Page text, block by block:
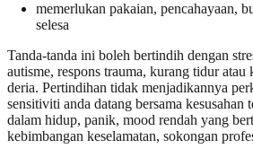
memerlukan pakaian, pencahayaan,
selesa
Tanda-tanda ini boleh bertindih dengan
autisme, respons trauma, kurang tidur atau
deria. Pertindihan tidak menjadikannya
sensitiviti anda datang bersama kesusahan
dalam hidup, panik, mood rendah yang
kebimbangan keselamatan, sokongan